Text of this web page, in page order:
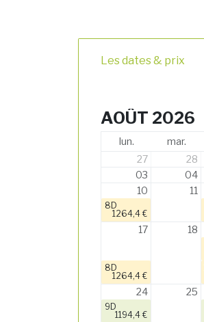
Les dates & prix
AOÛT 2026
lun. mar.
27
28
03
04
10
8D
1264,4 €
11
17
8D
1264,4 €
18
24
9D
1194,4 €
25